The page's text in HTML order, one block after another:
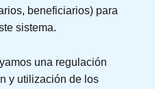
beneficiarios) para
sistema.
una regulación
y utilización de los